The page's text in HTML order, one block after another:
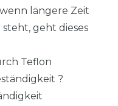
längere Zeit
steht, geht dieses
Teflon
?